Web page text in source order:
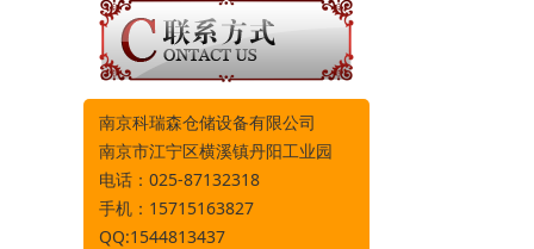
南京科瑞森仓储设备有限公司
南京市江宁区横溪镇丹阳工业园
电话：025-87132318
手机：15715163827
QQ:1544813437